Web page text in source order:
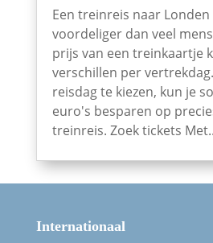
Een treinreis naar Londen
voordeliger dan veel
prijs van een treinkaartje
verschillen per
reisdag te kiezen, kun je
euro's besparen op
treinreis. Zoek tickets
Internationaal